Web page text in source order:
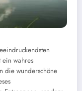
ein wahres
die wunderschöne